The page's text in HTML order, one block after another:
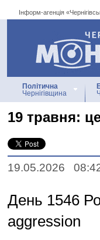
Інформ-агенція
Інформ-
Політична
Чернігівщина
19 травня:
19.05.2026
День 1546
aggression